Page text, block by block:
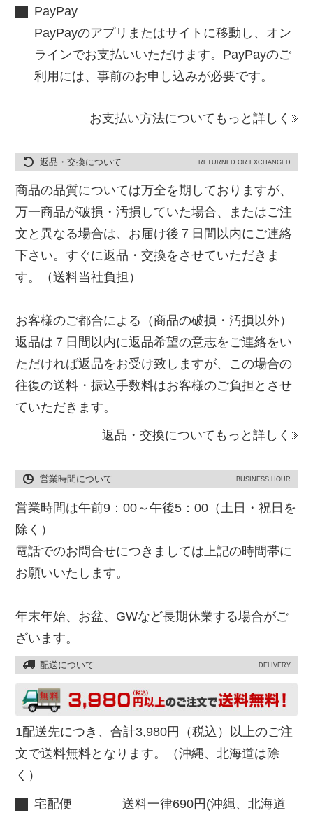
PayPay
PayPayのアプリまたはサイトに移動し、オン
ラインでお支払いいただけます。PayPayのご
利用には、事前のお申し込みが必要です。
お支払い方法についてもっと詳しく
返品・交換について RETURNED OR EXCHANGED
商品の品質については万全を期しておりますが、
万一商品が破損・汚損していた場合、またはご注
文と異なる場合は、お届け後７日間以内にご連絡
下さい。すぐに返品・交換をさせていただきま
す。（送料当社負担）
お客様のご都合による（商品の破損・汚損以外）
返品は７日間以内に返品希望の意志をご連絡をい
ただければ返品をお受け致しますが、この場合の
往復の送料・振込手数料はお客様のご負担とさせ
ていただきます。
返品・交換についてもっと詳しく
営業時間について BUSINESS HOUR
営業時間は午前9：00～午後5：00（土日・祝日を
除く）
電話でのお問合せにつきましては上記の時間帯に
お願いいたします。
年末年始、お盆、GWなど長期休業する場合がご
ざいます。
配送について DELIVERY
1配送先につき、合計3,980円（税込）以上のご注
文で送料無料となります。（沖縄、北海道は除
く）
宅配便 送料一律690円(沖縄、北海道